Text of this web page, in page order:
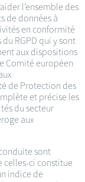
l’ensemble des
de données à
en conformité
du RGPD qui y sont
aux dispositions
Comité européen
de Protection des
et précise les
du secteur
aux
sont
celles-ci constitue
indice de